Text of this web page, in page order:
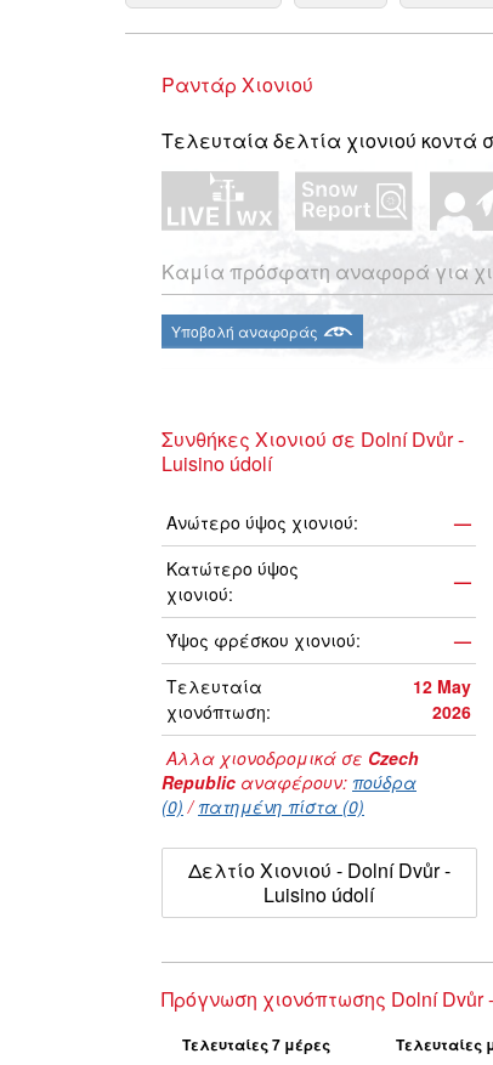
Ραντάρ Χιονιού
Τελευταία δελτία χιονιού κοντά
Καμία πρόσφατη αναφορά για
Υποβολή αναφοράς
Συνθήκες Χιονιού σε Dolní Dvůr -
Luisino údolí
Ανώτερο ύψος χιονιού:
—
Κατώτερο ύψος
χιονιού:
—
Ύψος φρέσκου χιονιού:
—
Τελευταία
χιονόπτωση:
12 May
2026
Αλλα χιονοδρομικά σε Czech
Republic αναφέρουν: πούδρα
(0) /πατημένη πίστα (0)
Δελτίο Χιονιού - Dolní Dvůr -
Luisino údolí
Πρόγνωση χιονόπτωσης Dolní Dvůr
Τελευταίες 7 μέρες Τελευταίες